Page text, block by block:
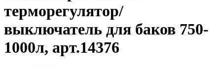
терморегулятор/
выключатель для баков 750-
1000л, арт.14376